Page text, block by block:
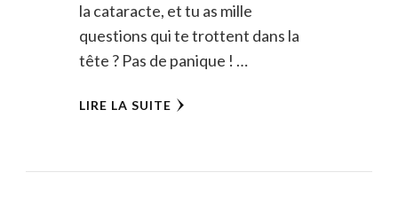
la cataracte, et tu as mille
questions qui te trottent dans la
tête ? Pas de panique ! …
LIRE LA SUITE